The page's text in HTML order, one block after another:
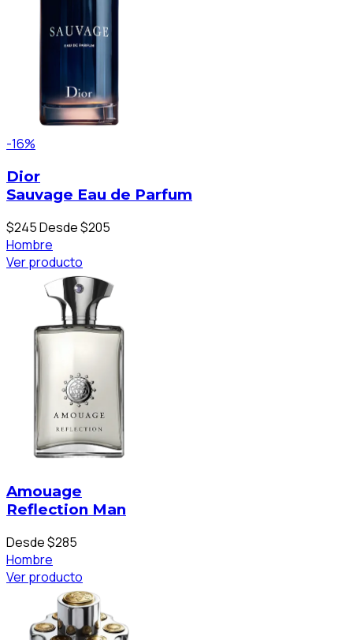
-16%
Dior
Sauvage Eau de Parfum
$245Desde $205
Hombre
Ver producto
Amouage
Reflection Man
Desde $285
Hombre
Ver producto